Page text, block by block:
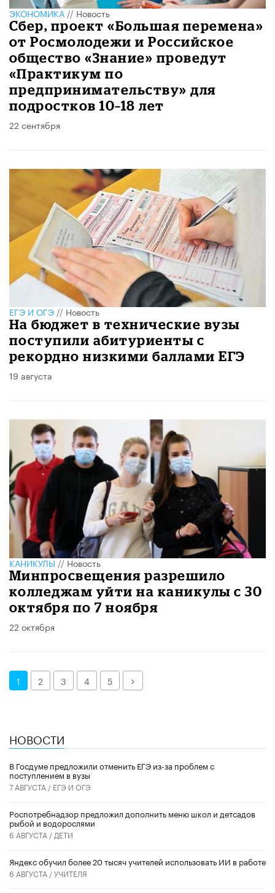
ЭКОНОМИКА//Новость
Сбер, проект «Большая перемена»
от Росмолодежи и Российское
общество «Знание» проведут
«Практикум по
предпринимательству» для
подростков 10–18 лет
22 сентября
ЕГЭ И ОГЭ // Новость
На бюджет в технические вузы
поступили абитуриенты с
рекордно низкими баллами ЕГЭ
19 августа
КАНИКУЛЫ//Новость
Минпросвещения разрешило
колледжам уйти на каникулы с 30
октября по 7 ноября
22 октября
1 2 3 4 5 Далее
НОВОСТИ
В Госдуме предложили отменить ЕГЭ из-за проблем с
поступлением в вузы
7 АВГУСТА / ЕГЭ И ОГЭ
Роспотребнадзор предложил дополнить меню школ и детсадов
рыбой и водорослями
6 АВГУСТА / ДЕТИ
​Яндекс обучил более 20 тысяч учителей использовать ИИ в работе
6 АВГУСТА /УЧИТЕЛЯ